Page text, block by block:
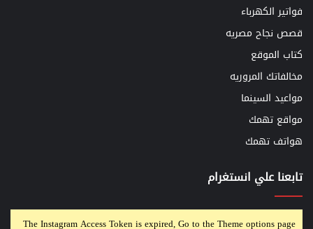
فواتير الكهرباء
قصص نجاح مصريه
كتاب الموقع
مخالفاتك المروريه
مواعيد السينما
مواقع تهمك
هواتف تهمك
تابعنا علي انستغرام
The Instagram Access Token is expired, Go to the Theme options page